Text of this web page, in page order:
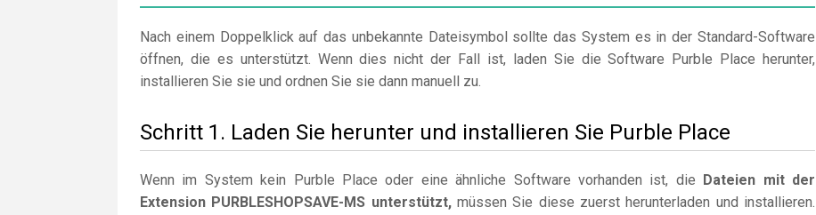
Nach einem Doppelklick auf das unbekannte Dateisymbol sollte das System es in der Standard-Software
öffnen, die es unterstützt. Wenn dies nicht der Fall ist, laden Sie die Software Purble Place herunter,
installieren Sie sie und ordnen Sie sie dann manuell zu.
Schritt 1. Laden Sie herunter und installieren Sie Purble Place
Wenn im System kein Purble Place oder eine ähnliche Software vorhanden ist, die Dateien mit der
Extension PURBLESHOPSAVE-MS unterstützt,müssen Sie diese zuerst herunterladen und installieren.